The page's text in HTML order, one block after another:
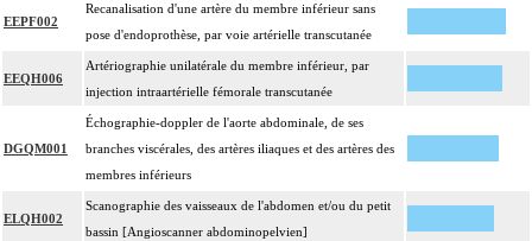
EEPF002
Recanalisation d'une artère du membre inférieur sans
pose d'endoprothèse, par voie artérielle transcutanée
EEQH006
Artériographie unilatérale du membre inférieur, par
injection intraartérielle fémorale transcutanée
DGQM001
Échographie-doppler de l'aorte abdominale, de ses
branches viscérales, des artères iliaques et des artères des
membres inférieurs
ELQH002
Scanographie des vaisseaux de l'abdomen et/ou du petit
bassin [Angioscanner abdominopelvien]